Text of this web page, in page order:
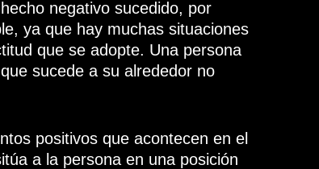
negativo sucedido, por
ya que hay muchas situaciones
que se adopte. Una persona
sucede a su alrededor no
positivos que acontecen en el
a la persona en una posición